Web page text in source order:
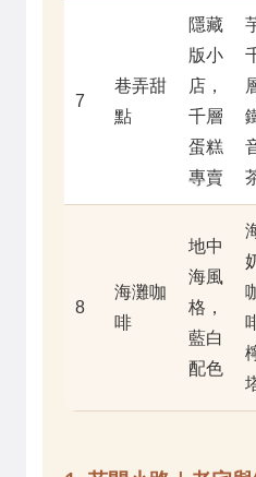
7
巷弄甜
點
隱藏
版小
店，
千層
蛋糕
專賣
8
海灘咖
啡
地中
海風
格，
藍白
配色